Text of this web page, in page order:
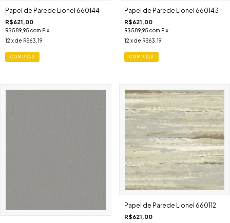
Papel de Parede Lionel 660144
R$621,00
R$589,95 com Pix
12 x de R$63,19
Papel de Parede Lionel 660143
R$621,00
R$589,95 com Pix
12 x de R$63,19
Papel de Parede Lionel 660112
R$621,00